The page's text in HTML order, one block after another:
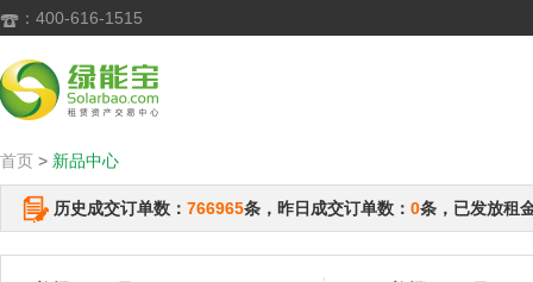
 ：400-616-1515
首页 > 新品中心
历史成交订单数： 766965条，昨日成交订单数： 0条，已发放租